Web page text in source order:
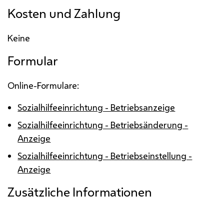
Kosten und Zahlung
Keine
Formular
Online-Formulare:
Sozialhilfeeinrichtung - Betriebsanzeige
Sozialhilfeeinrichtung - Betriebsänderung -
Anzeige
Sozialhilfeeinrichtung - Betriebseinstellung -
Anzeige
Zusätzliche Informationen